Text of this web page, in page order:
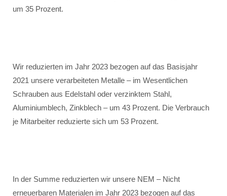
um 35 Prozent.
Wir reduzierten im Jahr 2023 bezogen auf das Basisjahr
2021 unsere verarbeiteten Metalle – im Wesentlichen
Schrauben aus Edelstahl oder verzinktem Stahl,
Aluminiumblech, Zinkblech – um 43 Prozent. Die Verbrauch
je Mitarbeiter reduzierte sich um 53 Prozent.
In der Summe reduzierten wir unsere NEM – Nicht
erneuerbaren Materialen im Jahr 2023 bezogen auf das